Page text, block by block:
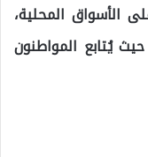
المحلية،
يُتابع المواطنون